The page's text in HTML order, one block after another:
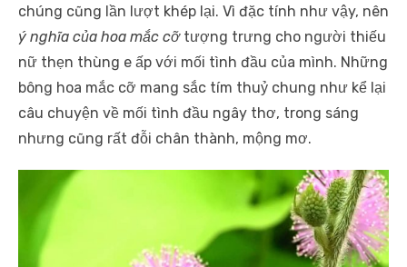
chúng cũng lần lượt khép lại. Vì đặc tính như vậy, nên
ý nghĩa của hoa mắc cỡtượng trưng cho người thiếu
nữ thẹn thùng e ấp với mối tình đầu của mình. Những
bông hoa mắc cỡ mang sắc tím thuỷ chung như kể lại
câu chuyện về mối tình đầu ngây thơ, trong sáng
nhưng cũng rất đỗi chân thành, mộng mơ.